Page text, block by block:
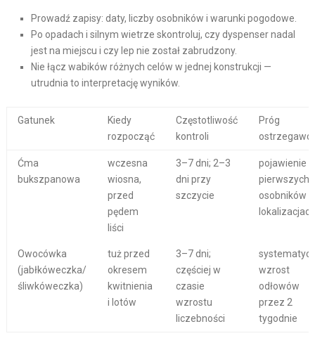
Prowadź zapisy: daty, liczby osobników i warunki pogodowe.
Po opadach i silnym wietrze skontroluj, czy dyspenser nadal
jest na miejscu i czy lep nie został zabrudzony.
Nie łącz wabików różnych celów w jednej konstrukcji —
utrudnia to interpretację wyników.
Gatunek
Kiedy
rozpocząć
Częstotliwość
kontroli
Próg
Ćma
bukszpanowa
wczesna
wiosna,
przed
pędem
liści
3–7 dni; 2–3
dni przy
szczycie
pojawienie
pierwszych
osobników
lokalizacjach
Owocówka
(jabłkóweczka/
śliwkóweczka)
tuż przed
okresem
kwitnienia
i lotów
3–7 dni;
częściej w
czasie
wzrostu
liczebności
wzrost
odłowów
przez 2
tygodnie